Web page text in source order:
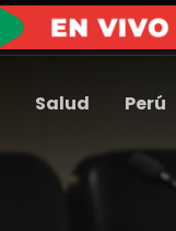
Salud Perú